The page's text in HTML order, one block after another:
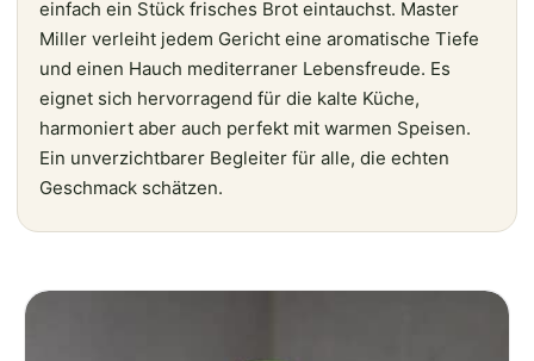
einfach ein Stück frisches Brot eintauchst. Master
Miller verleiht jedem Gericht eine aromatische Tiefe
und einen Hauch mediterraner Lebensfreude. Es
eignet sich hervorragend für die kalte Küche,
harmoniert aber auch perfekt mit warmen Speisen.
Ein unverzichtbarer Begleiter für alle, die echten
Geschmack schätzen.